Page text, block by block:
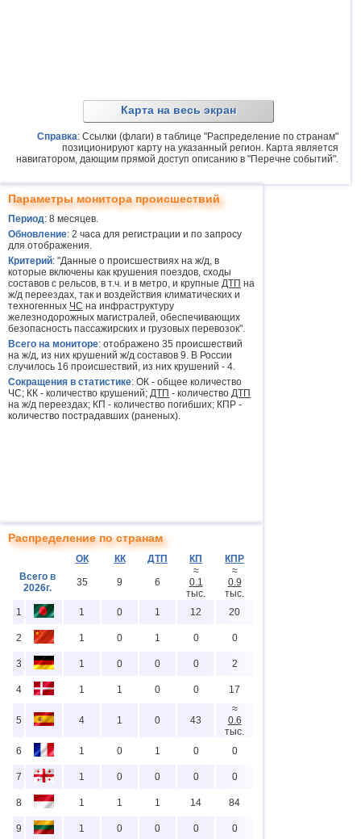
Карта на весь экран
Справка: Ссылки (флаги) в таблице "Распределение по странам"
позиционируют карту на указанный регион. Карта является
навигатором, дающим прямой доступ описанию в "Перечне событий".
Параметры монитора происшествий
Период: 8 месяцев.
Обновление: 2 часа для регистрации и по запросу
для отображения.
Критерий: "Данные о происшествиях на ж/д, в
которые включены как крушения поездов, сходы
составов с рельсов, в т.ч. и в метро, и крупные ДТП на
ж/д переездах, так и воздействия климатических и
техногенных ЧС на инфраструктуру
железнодорожных магистралей, обеспечивающих
безопасность пассажирских и грузовых перевозок".
Всего на мониторе: отображено 35 происшествий
на ж/д, из них крушений ж/д составов 9. В России
случилось 16 происшествий, из них крушений - 4.
Сокращения в статистике: ОК - общее количество
ЧС; КК - количество крушений; ДТП - количество ДТП
на ж/д переездах; КП - количество погибших; КПР -
количество пострадавших (раненых).
Распределение по странам
ОК КК ДТП КП
КПР
Всего в
2026г.
35 9 6
≈
0.1
тыс.
≈
0.9
тыс.
1
1 0 1 12 20
2 1 0 1 0 0
3 1 0 0 0 2
4 1 1 0 0 17
5 4 1 0 43
≈
0.6
тыс.
6
1 0 1 0 0
7 1 0 0 0 0
8 1 1 1 14 84
9 1 0 0 0 0